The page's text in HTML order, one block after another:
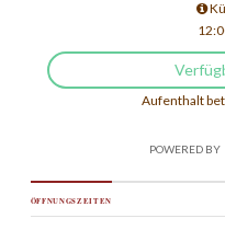
ÖFFNUNGSZEITEN